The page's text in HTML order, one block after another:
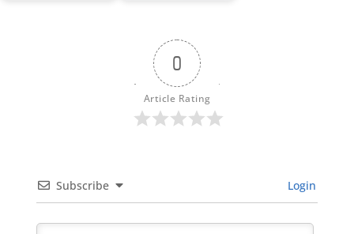
0
Article Rating
Subscribe Login